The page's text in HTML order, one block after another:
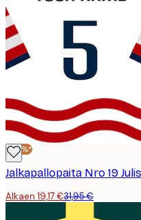
-40%*
Jalkapallopaita Nro 19
Alkaen 19,17 €31,95 €